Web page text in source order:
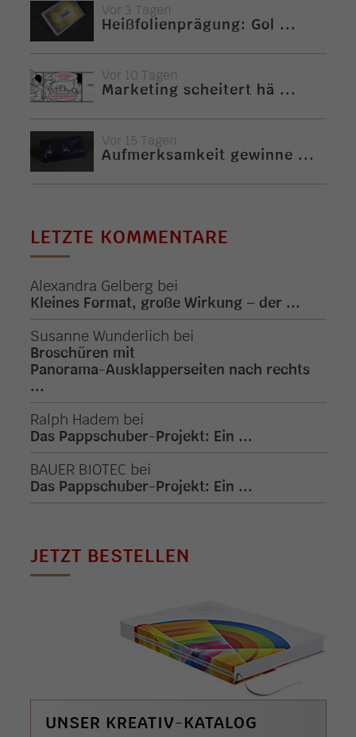
Vor 3 Tagen
Heißfolienprägung: Gol ...
Vor 10 Tagen
Marketing scheitert hä ...
Vor 15 Tagen
Aufmerksamkeit gewinne ...
LETZTE KOMMENTARE
Alexandra Gelberg bei
Kleines Format, große Wirkung – der ...
Susanne Wunderlich bei
Broschüren mit
Panorama-Ausklapperseiten nach rechts
...
Ralph Hadem bei
Das Pappschuber-Projekt: Ein ...
BAUER BIOTEC bei
Das Pappschuber-Projekt: Ein ...
JETZT BESTELLEN
UNSER KREATIV-KATALOG